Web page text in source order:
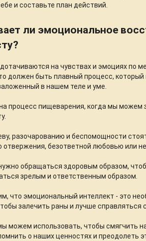
и составьте план действий.
ли эмоциональное
на чувствах и эмоциях по
должен быть плавный процесс,
в нашем теле и уме.
процесс пищеварения, когда мы
разочарованию и беспомощности
безответной любовью или
обращаться здоровым образом,
зрелым и ответственным образом.
что эмоциональный интеллект - это
залечить раны и лучше справляться
можем использовать, чтобы смягчить
о наших ценностях и преодолеть